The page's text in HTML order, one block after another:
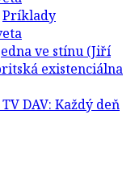
Príklady
ve stínu (Jiří
existenciálna
DAV: Každý deň